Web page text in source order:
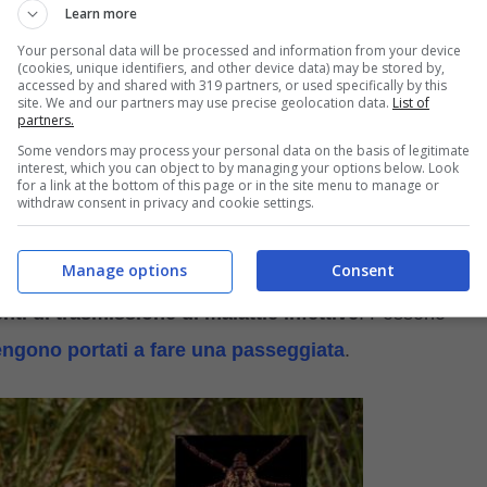
namaqua. Sono pericolosi vettori
o babesiosi, la rickettsiosi da zecche, o
o borreliosi), la neuroborreliosi, l’encefalite.
dal cane, leggi un nostro approfondimento
consigli per farlo senza pericoli
un centimetro, le zecche vivono nei giardini, tra
di trasmissione di malattie infettive. Possono
portati a fare una passeggiata.
Learn more
Your personal data will be processed and information from your device
(cookies, unique identifiers, and other device data) may be stored by,
accessed by and shared with 319 partners, or used specifically by this
site. We and our partners may use precise geolocation data. List of
partners.
Some vendors may process your personal data on the basis of legitimate
interest, which you can object to by managing your options below. Look
for a link at the bottom of this page or in the site menu to manage or
withdraw consent in privacy and cookie settings.
Consent
Manage options